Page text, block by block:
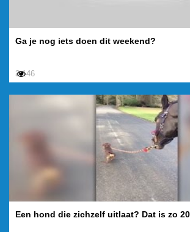
Ga je nog iets doen dit weekend?
3.146
Een hond die zichzelf uitlaat? Dat is zo